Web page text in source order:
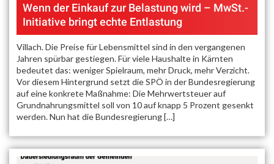
Wenn der Einkauf zur Belastung wird – MwSt.-
Initiative bringt echte Entlastung
Villach. Die Preise für Lebensmittel sind in den vergangenen
Jahren spürbar gestiegen. Für viele Haushalte in Kärnten
bedeutet das: weniger Spielraum, mehr Druck, mehr Verzicht.
Vor diesem Hintergrund setzt die SPÖ in der Bundesregierung
auf eine konkrete Maßnahme: Die Mehrwertsteuer auf
Grundnahrungsmittel soll von 10 auf knapp 5 Prozent gesenkt
werden. Nun hat die Bundesregierung […]